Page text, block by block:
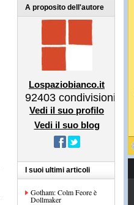
A proposito dell'autore
Lospaziobianco.it
92403 condivisioni
Vedi il suo profilo
Vedi il suo blog
I suoi ultimi articoli
Gotham: Colm Feore è
Dollmaker